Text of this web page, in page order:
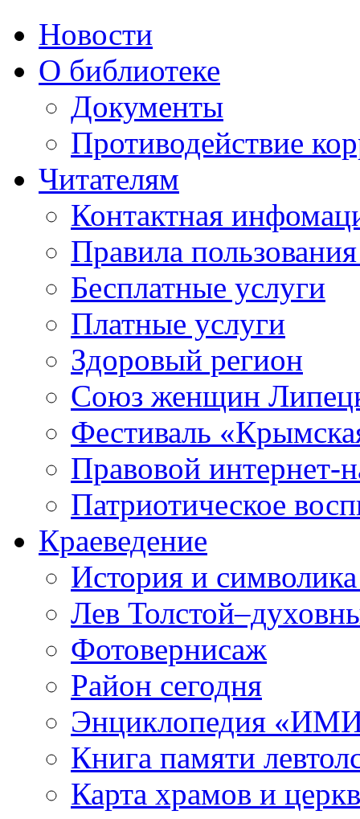
Новости
О библиотеке
Документы
Противодействие
Читателям
Контактная
Правила
Бесплатные услуги
Платные услуги
Здоровый регион
Союз женщин
Фестиваль
Правовой интернет-
Патриотическое
Краеведение
История и
Лев
Фотовернисаж
Район сегодня
Энциклопедия «ИМИ
Книга памяти
Карта храмов и